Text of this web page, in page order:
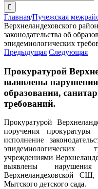
поиска:
Главная/Пучежская
Верхнеландеховского
законодательства об
эпидемиологических
Предыдущая Следующая
Прокуратурой
выявлены нарушения
образовании,
требований.
Прокуратурой
поручения прокуратуры
исполнение
эпидемиологических
учреждениями
выявлены
Мытского детского сада.